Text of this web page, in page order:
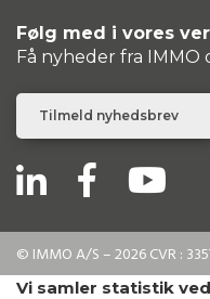
Følg med i vores
Få nyheder fra IMMO
Tilmeld nyhedsbrev
© IMMO A/S – 2026 CVR :
Vi samler statistik